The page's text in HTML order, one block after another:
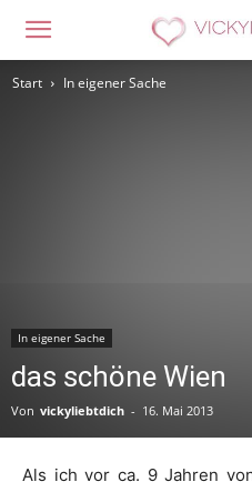
Start In eigener Sache
In eigener Sache
das schöne Wien
Von vickyliebtdich - 16. Mai 2013
Als ich vor ca. 9 Jahren